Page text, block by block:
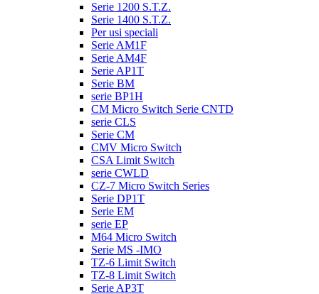
Serie 1200 S.T.Z.
Serie 1400 S.T.Z.
Per usi speciali
Serie AM1F
Serie AM4F
Serie AP1T
Serie BM
serie BP1H
CM Micro Switch Serie CNTD
serie CLS
Serie CM
CMV Micro Switch
CSA Limit Switch
serie CWLD
CZ-7 Micro Switch Series
Serie DP1T
Serie EM
serie EP
M64 Micro Switch
Serie MS -IMO
TZ-6 Limit Switch
TZ-8 Limit Switch
Serie AP3T